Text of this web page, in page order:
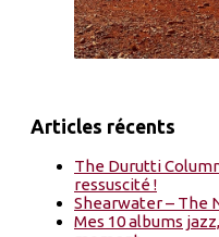
Articles récents
The Durutti
ressuscité !
Shearwater – The
Mes 10 albums